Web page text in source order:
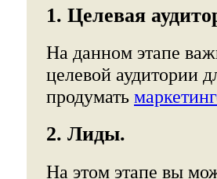
1. Целевая
На данном этапе
целевой аудитории
продумать
2. Лиды.
На этом этапе вы